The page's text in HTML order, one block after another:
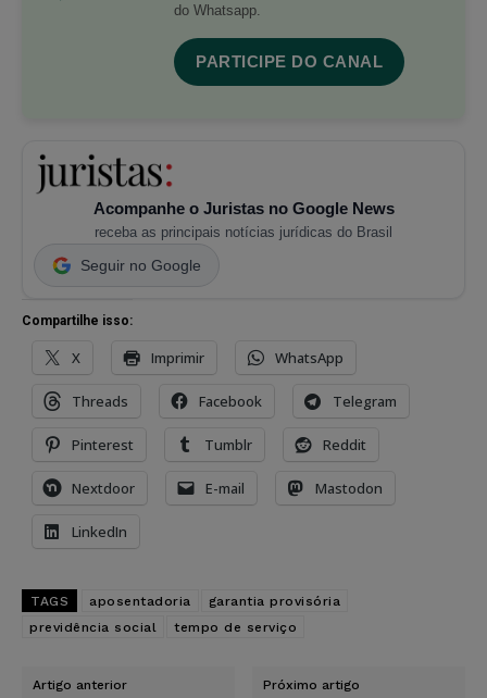
do Whatsapp.
PARTICIPE DO CANAL
Acompanhe o Juristas no Google News
receba as principais notícias jurídicas do Brasil
Seguir no Google
Compartilhe isso:
X Imprimir WhatsApp
Threads Facebook Telegram
Pinterest Tumblr Reddit
Nextdoor E-mail Mastodon
LinkedIn
TAGS aposentadoria
garantia provisória
previdência social
tempo de serviço
Artigo anterior Próximo artigo